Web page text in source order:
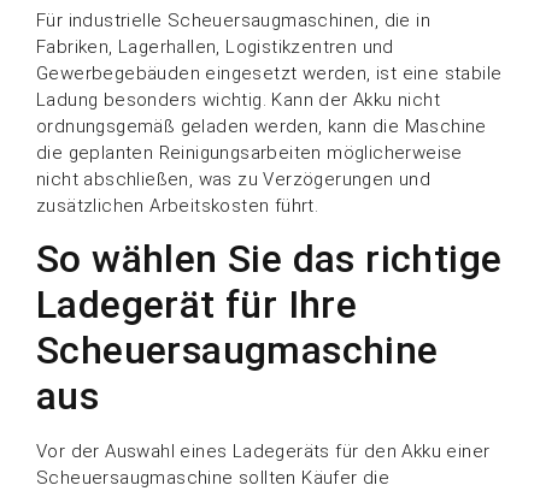
Für industrielle Scheuersaugmaschinen, die in
Fabriken, Lagerhallen, Logistikzentren und
Gewerbegebäuden eingesetzt werden, ist eine stabile
Ladung besonders wichtig. Kann der Akku nicht
ordnungsgemäß geladen werden, kann die Maschine
die geplanten Reinigungsarbeiten möglicherweise
nicht abschließen, was zu Verzögerungen und
zusätzlichen Arbeitskosten führt.
So wählen Sie das richtige
Ladegerät für Ihre
Scheuersaugmaschine
aus
Vor der Auswahl eines Ladegeräts für den Akku einer
Scheuersaugmaschine sollten Käufer die